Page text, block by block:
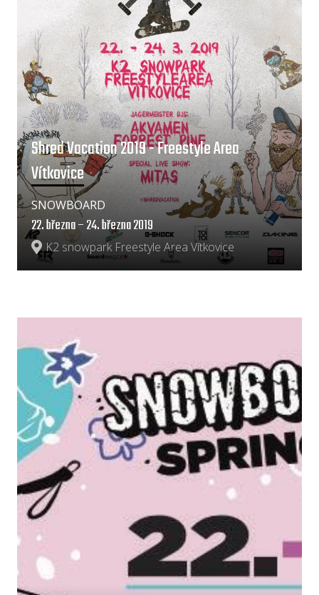
Shred Vacation 2019 - Freestyle Area
Vítkovice
K2 snowpark Freestyle Area Vítkovice
22. března – 24. března 2019
SNOWBOARD